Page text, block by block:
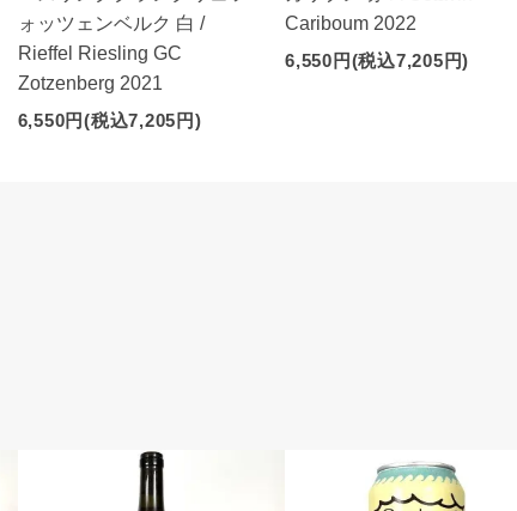
ォッツェンベルク 白 /
Rieffel Riesling GC
Zotzenberg 2021
6,550円(税込7,205円)
Cariboum 2022
6,550円(税込7,205円)